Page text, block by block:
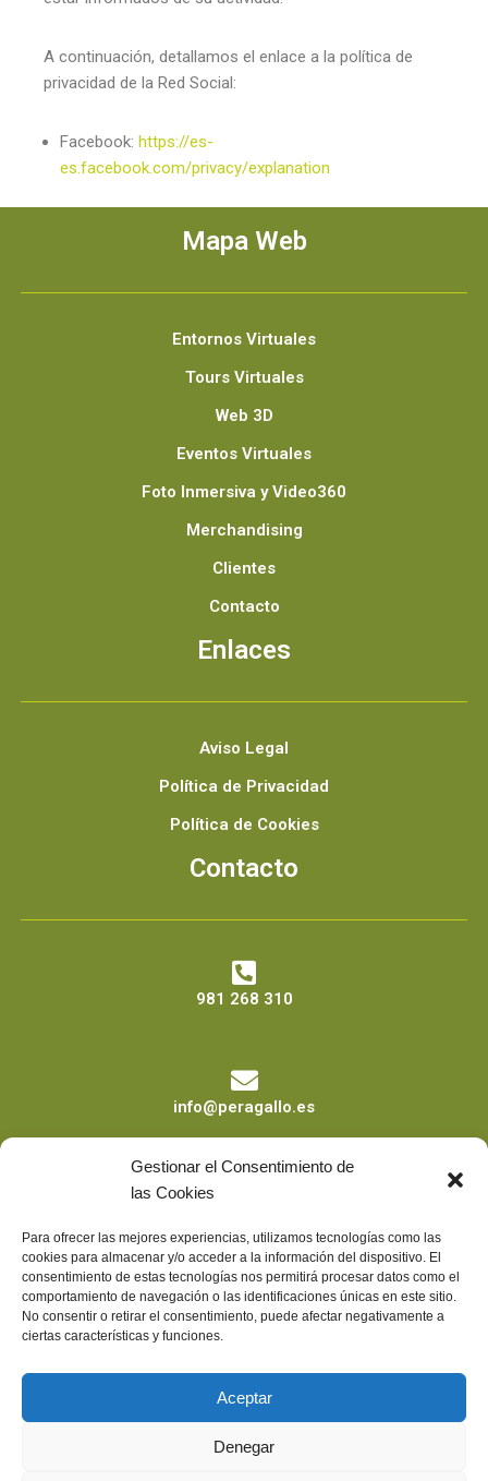
Gestionar el Consentimiento de
las Cookies
Para ofrecer las mejores experiencias, utilizamos tecnologías como las
cookies para almacenar y/o acceder a la información del dispositivo. El
consentimiento de estas tecnologías nos permitirá procesar datos como el
comportamiento de navegación o las identificaciones únicas en este sitio.
No consentir o retirar el consentimiento, puede afectar negativamente a
ciertas características y funciones.
Aceptar
Denegar
A continuación, detallamos el enlace a la política de
privacidad de la Red Social:
Facebook: https://es-
es.facebook.com/privacy/explanation
Mapa Web
Entornos Virtuales
Tours Virtuales
Web 3D
Eventos Virtuales
Foto Inmersiva y Video360
Merchandising
Clientes
Contacto
Enlaces
Aviso Legal
Política de Privacidad
Política de Cookies
Contacto
981 268 310
info@peragallo.es